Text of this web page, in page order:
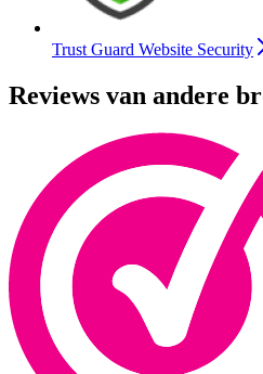
Trust Guard Website Security
Reviews van andere